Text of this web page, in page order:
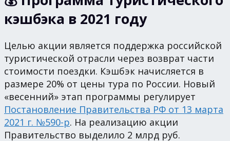
кэшбэка в 2021 году
Целью акции является поддержка российской
туристической отрасли через возврат части
стоимости поездки. Кэшбэк начисляется в
размере 20% от цены тура по России. Новый
«весенний» этап программы регулирует
Постановление Правительства РФ от 13 марта
2021 г. №590-р. На реализацию акции
Правительство выделило 2 млрд руб.